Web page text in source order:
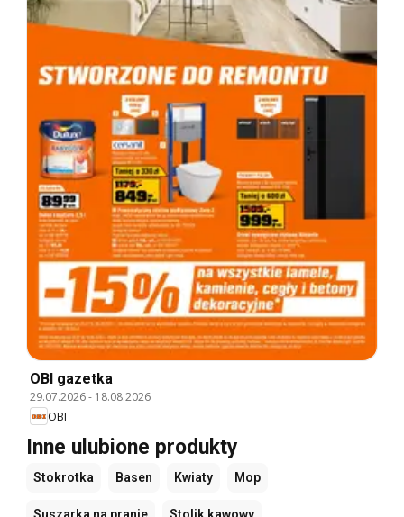
OBI gazetka
29.07.2026- 18.08.2026
OBI
Inne ulubione produkty
Stokrotka Basen Kwiaty Mop